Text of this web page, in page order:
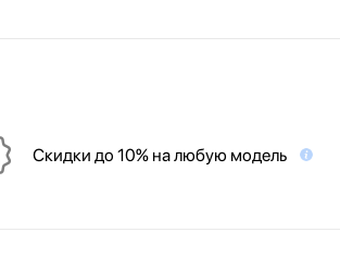
Скидки до 10% на любую модель